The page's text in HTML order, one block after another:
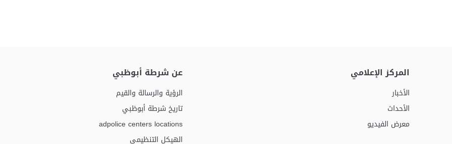
المركز الإعلامي
الأخبار
الأحداث
معرض الفيديو
عن شرطة أبوظبي
الرؤية والرسالة والقيم
تاريخ شرطة أبوظبي
adpolice centers locations
الهيكل التنظيمي